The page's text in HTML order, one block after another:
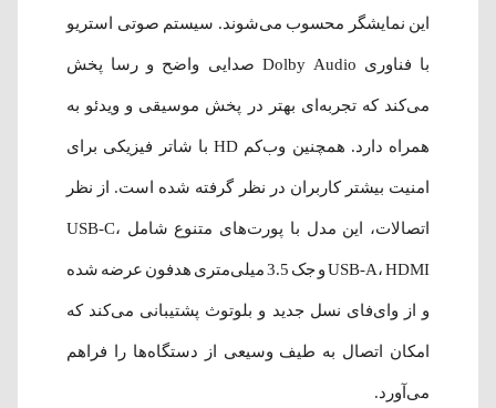
این نمایشگر محسوب می‌شوند. سیستم صوتی استریو
با فناوری Dolby Audio صدایی واضح و رسا پخش
می‌کند که تجربه‌ای بهتر در پخش موسیقی و ویدئو به
همراه دارد. همچنین وب‌کم HD با شاتر فیزیکی برای
امنیت بیشتر کاربران در نظر گرفته شده است. از نظر
اتصالات، این مدل با پورت‌های متنوع شامل USB-C،
USB-A، HDMI و جک 3.5 میلی‌متری هدفون عرضه شده
و از وای‌فای نسل جدید و بلوتوث پشتیبانی می‌کند که
امکان اتصال به طیف وسیعی از دستگاه‌ها را فراهم
می‌آورد.